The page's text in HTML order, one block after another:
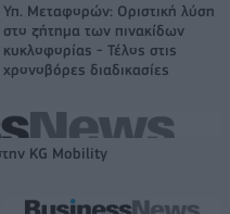
Υπ. Μεταφορών: Οριστική λύση
στο ζήτημα των πινακίδων
κυκλοφορίας - Τέλος στις
χρονοβόρες διαδικασίες
KG Mobility